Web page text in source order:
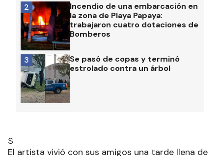
Incendio de una embarcación en
la zona de Playa Papaya:
trabajaron cuatro dotaciones de
Bomberos
2
Se pasó de copas y terminó
estrolado contra un árbol
3
S
El artista vivió con sus amigos una tarde llena de